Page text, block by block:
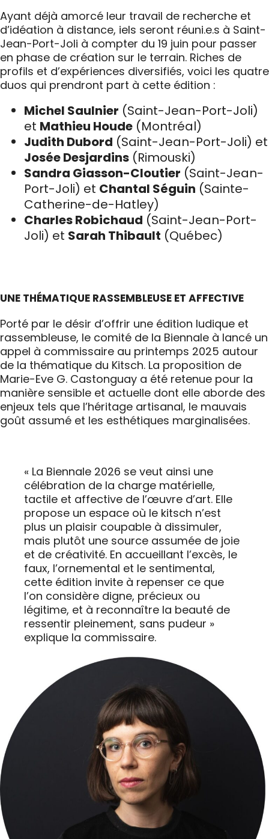
Ayant déjà amorcé leur travail de recherche et
d’idéation à distance, iels seront réuni.e.s à Saint-
Jean-Port-Joli à compter du 19 juin pour passer
en phase de création sur le terrain. Riches de
profils et d’expériences diversifiés, voici les quatre
duos qui prendront part à cette édition :
Michel Saulnier (Saint-Jean-Port-Joli)
et Mathieu Houde (Montréal)
Judith Dubord (Saint-Jean-Port-Joli) et
Josée Desjardins (Rimouski)
Sandra Giasson-Cloutier (Saint-Jean-
Port-Joli) et Chantal Séguin (Sainte-
Catherine-de-Hatley)
Charles Robichaud (Saint-Jean-Port-
Joli) et Sarah Thibault (Québec)
UNE THÉMATIQUE RASSEMBLEUSE ET AFFECTIVE
Porté par le désir d’offrir une édition ludique et
rassembleuse, le comité de la Biennale à lancé un
appel à commissaire au printemps 2025 autour
de la thématique du Kitsch. La proposition de
Marie-Eve G. Castonguay a été retenue pour la
manière sensible et actuelle dont elle aborde des
enjeux tels que l’héritage artisanal, le mauvais
goût assumé et les esthétiques marginalisées.
« La Biennale 2026 se veut ainsi une
célébration de la charge matérielle,
tactile et affective de l’œuvre d’art. Elle
propose un espace où le kitsch n’est
plus un plaisir coupable à dissimuler,
mais plutôt une source assumée de joie
et de créativité. En accueillant l’excès, le
faux, l’ornemental et le sentimental,
cette édition invite à repenser ce que
l’on considère digne, précieux ou
légitime, et à reconnaître la beauté de
ressentir pleinement, sans pudeur »
explique la commissaire.